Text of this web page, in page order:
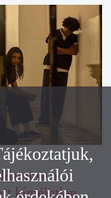
a
kíméletlen